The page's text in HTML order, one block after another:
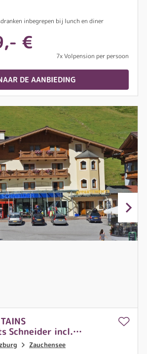
inbegrepen bij lunch en diner
€
7x Volpension per persoon
DE AANBIEDING
Schneider incl.
Zauchensee